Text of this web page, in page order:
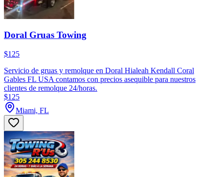
Doral Gruas Towing
$125
Servicio de gruas y remolque en Doral Hialeah Kendall Coral
Gables FL USA contamos con precios asequible para nuestros
clientes de remolque 24/horas.
$125
Miami, FL